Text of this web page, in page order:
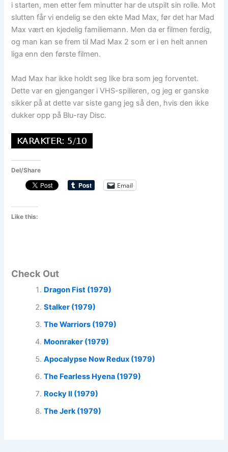
i starten, men etter fem minutter har de utspilt sin rolle. Mot
slutten får vi endelig se den ekte Mad Max, før det har Mad
Max vært en kjedelig familiemann. Men da er filmen ferdig,
og man kan se frem til Mad Max 2 som er i en helt annen
liga enn den første filmen.
Mad Max har ikke holdt seg like bra som jeg forventet.
Dette var en gjenganger i VHS-spilleren, og jeg er ganske
sikker på at dette var siste gang jeg så den, hvis den ikke
dukker opp på Blu-ray Disc.
Del/Share
Email
Like this:
Check Out
Dragon Fist (1979)
Stalker (1979)
The Warriors (1979)
Moonraker (1979)
Apocalypse Now Redux (1979)
The Fearless Hyena (1979)
Rocky II (1979)
The Jerk (1979)